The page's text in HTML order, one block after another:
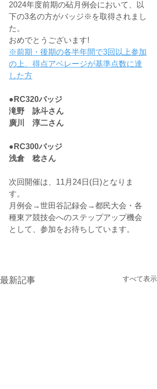
2024年度前期の砧月例会において、以
下の3名の方がバッジ※を取得されまし
た。
おめでとうございます!
※前期・後期の各半年間で3回以上参加
の上、得点アベレージが基準点数に達
した方
●RC320バッジ
滝野　詠斗さん
廣川　淳二さん
●RC300バッジ
浅倉　稔さん
次回開催は、11月24日(日)となりま
す。
月例会→世田谷記録会→都民大会・各
種東ア競技会へのステップアップ機会
として、参加をお待ちしています。
最新記事 すべて表示